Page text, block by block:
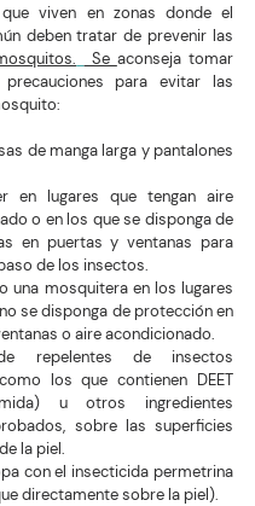
viven en zonas donde el
deben tratar de prevenir las
Se aconseja tomar
precauciones para evitar las
de manga larga y pantalones
en lugares que tengan aire
o en los que se disponga de
en puertas y ventanas para
de los insectos.
una mosquitera en los lugares
se disponga de protección en
o aire acondicionado.
repelentes de insectos
los que contienen DEET
u otros ingredientes
sobre las superficies
la piel.
con el insecticida permetrina
directamente sobre la piel).